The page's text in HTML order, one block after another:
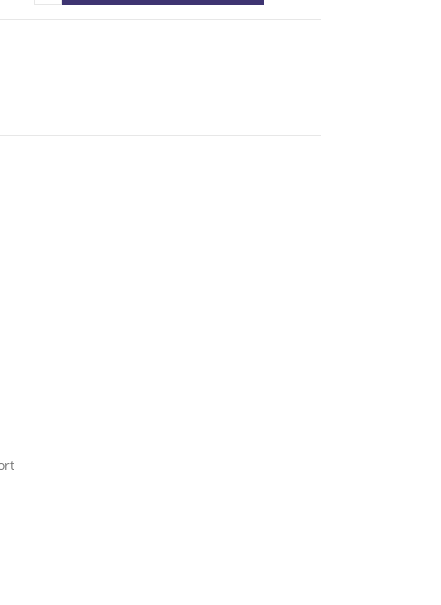
software for other systems than Windows® and macOS